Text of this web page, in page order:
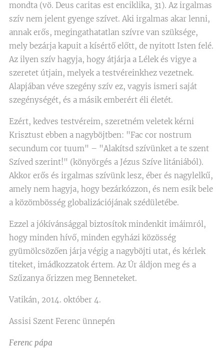
mondta (vö. Deus caritas est enciklika, 31). Az irgalmas
szív nem jelent gyenge szívet. Aki irgalmas akar lenni,
annak erős, megingathatatlan szívre van szüksége,
mely bezárja kapuit a kísértő előtt, de nyitott Isten felé.
Az ilyen szív hagyja, hogy átjárja a Lélek és vigye a
szeretet útjain, melyek a testvéreinkhez vezetnek.
Alapjában véve szegény szív ez, vagyis ismeri saját
szegénységét, és a másik emberért éli életét.
Ezért, kedves testvéreim, szeretném veletek kérni
Krisztust ebben a nagyböjtben: "Fac cor nostrum
secundum cor tuum" – "Alakítsd szívünket a te szent
Szíved szerint!" (könyörgés a Jézus Szíve litániából).
Akkor erős és irgalmas szívünk lesz, éber és nagylelkű,
amely nem hagyja, hogy bezárkózzon, és nem esik bele
a közömbösség globalizációjának szédületébe.
Ezzel a jókívánsággal biztosítok mindenkit imáimról,
hogy minden hívő, minden egyházi közösség
gyümölcsözően járja végig a nagyböjti utat, és kérlek
titeket, imádkozzatok értem. Az Úr áldjon meg és a
Szűzanya őrizzen meg Benneteket.
Vatikán, 2014. október 4.
Assisi Szent Ferenc ünnepén
Ferenc pápa